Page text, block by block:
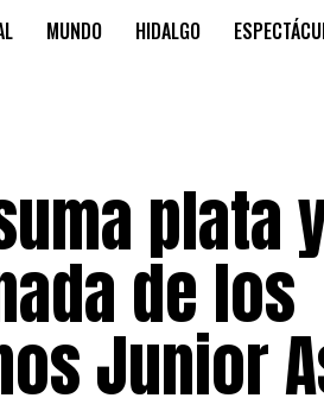
MUNDO HIDALGO
plata
de los
Junior